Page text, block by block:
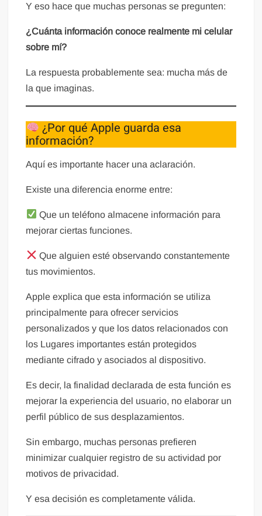
Y eso hace que muchas personas se pregunten:
¿Cuánta información conoce realmente mi celular
sobre mí?
La respuesta probablemente sea: mucha más de
la que imaginas.
¿Por qué Apple guarda esa
información?
Aquí es importante hacer una aclaración.
Existe una diferencia enorme entre:
Que un teléfono almacene información para
mejorar ciertas funciones.
Que alguien esté observando constantemente
tus movimientos.
Apple explica que esta información se utiliza
principalmente para ofrecer servicios
personalizados y que los datos relacionados con
los Lugares importantes están protegidos
mediante cifrado y asociados al dispositivo.
Es decir, la finalidad declarada de esta función es
mejorar la experiencia del usuario, no elaborar un
perfil público de sus desplazamientos.
Sin embargo, muchas personas prefieren
minimizar cualquier registro de su actividad por
motivos de privacidad.
Y esa decisión es completamente válida.